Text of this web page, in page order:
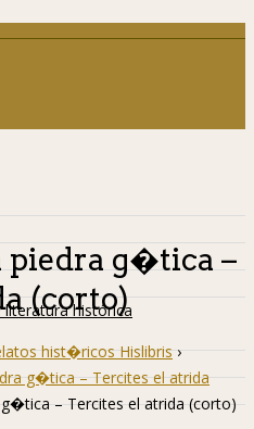
literatura histórica
piedra g�tica –
(corto)
hist�ricos Hislibris ›
g�tica – Tercites el atrida
g�tica – Tercites el atrida (corto)